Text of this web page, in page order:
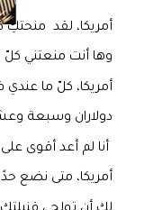
أمريكا، لقد
وها أنت منعتني
أمريكا، كلّ ما عندي في 17 يناير
دولاران وسبعة
أنا لم أعد أقوى
أمريكا، متى نضع